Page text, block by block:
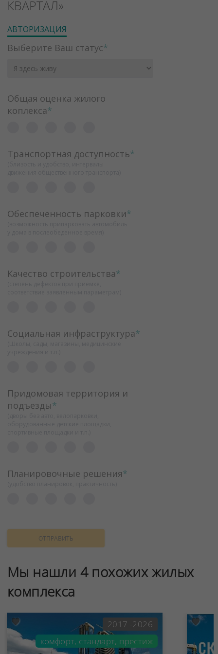
КВАРТАЛ»
АВТОРИЗАЦИЯ
Выберите Ваш статус*
Общая оценка жилого
коплекса*
Транспортная доступность*
Обеспеченность парковки*
Качество строительства*
Социальная инфраструктура*
Придомовая территория и
подъезды*
Планировочные решения*
ОТПРАВИТЬ
Мы нашли 4 похожих жилых
комплекса
2017 -2026
комфорт, стандарт, престиж